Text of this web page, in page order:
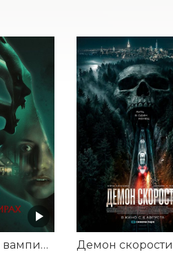
Корни: Сага о вампирах Демон скорости